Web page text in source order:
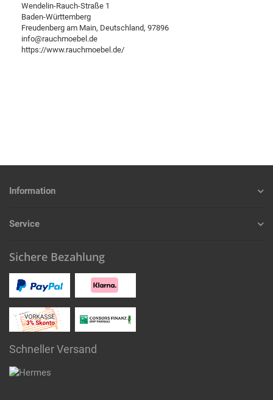
Wendelin-Rauch-Straße 1
Baden-Württemberg
Freudenberg am Main, Deutschland, 97896
info@rauchmoebel.de
https://www.rauchmoebel.de/
Information
Service
Sichere Bezahlung
Schneller Versand